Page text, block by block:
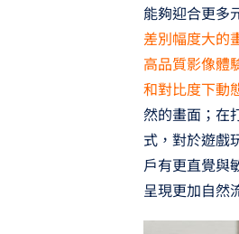
能夠迎合更多
差別幅度大的
高品質影像體
和對比度下動
然的畫面；在
式，對於遊戲
戶有更直覺與
呈現更加自然